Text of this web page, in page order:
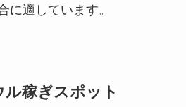
に適しています。
稼ぎスポット